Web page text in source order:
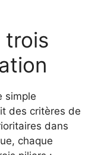
trois
simple
des critères de
dans
chaque